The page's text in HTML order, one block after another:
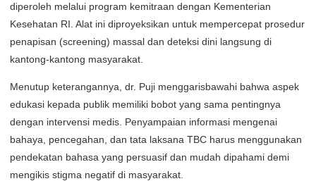
diperoleh melalui program kemitraan dengan Kementerian
Kesehatan RI. Alat ini diproyeksikan untuk mempercepat prosedur
penapisan (screening) massal dan deteksi dini langsung di
kantong-kantong masyarakat.
Menutup keterangannya, dr. Puji menggarisbawahi bahwa aspek
edukasi kepada publik memiliki bobot yang sama pentingnya
dengan intervensi medis. Penyampaian informasi mengenai
bahaya, pencegahan, dan tata laksana TBC harus menggunakan
pendekatan bahasa yang persuasif dan mudah dipahami demi
mengikis stigma negatif di masyarakat.